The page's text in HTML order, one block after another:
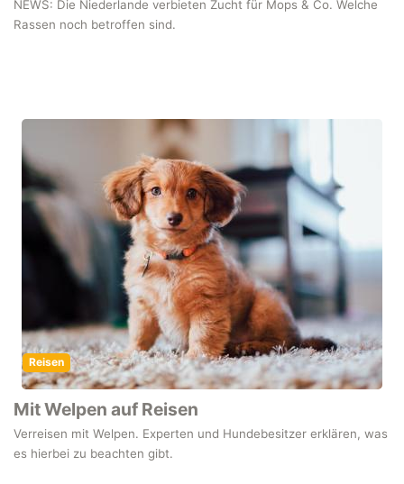
NEWS: Die Niederlande verbieten Zucht für Mops & Co. Welche
Rassen noch betroffen sind.
Reisen
Mit Welpen auf Reisen
Verreisen mit Welpen. Experten und Hundebesitzer erklären, was
es hierbei zu beachten gibt.